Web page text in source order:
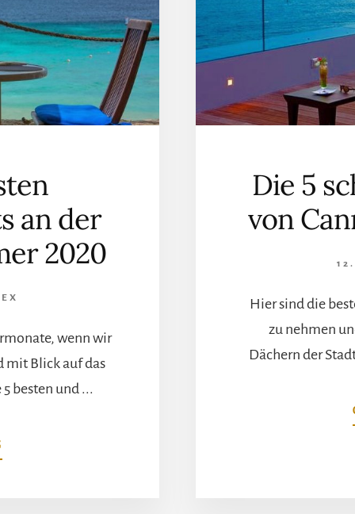
an der
2020
wenn wir
mit Blick auf das
besten und ...
5
Die 5
von
Hier sind die
zu nehmen
Dächern der